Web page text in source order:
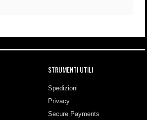
STRUMENTI UTILI
Spedizioni
Privacy
Secure Payments